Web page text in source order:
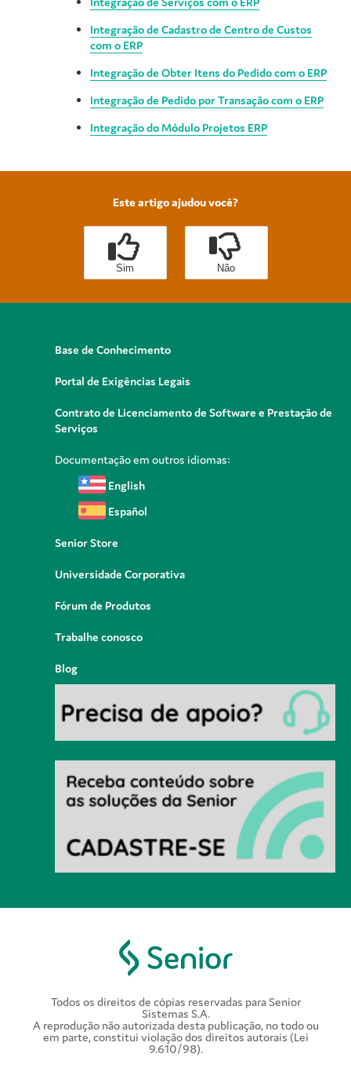
Integração de Cadastro de Centro de Custos
com o ERP
Integração de Obter Itens do Pedido com o ERP
Integração de Pedido por Transação com o ERP
Integração do Módulo Projetos ERP
Este artigo ajudou você?
Sim Não
Base de Conhecimento
Portal de Exigências Legais
Contrato de Licenciamento de Software e Prestação de
Serviços
Documentação em outros idiomas:
English
Español
Senior Store
Universidade Corporativa
Fórum de Produtos
Trabalhe conosco
Blog
Todos os direitos de cópias reservadas para Senior
Sistemas S.A.
A reprodução não autorizada desta publicação, no todo ou
em parte, constitui violação dos direitos autorais (Lei
9.610/98).